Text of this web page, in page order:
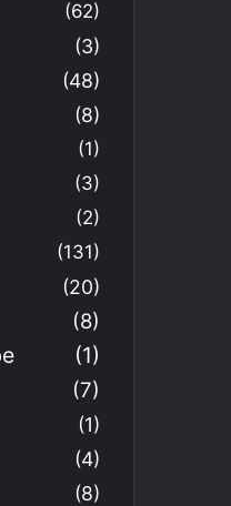
(62)
(3)
(48)
(8)
(1)
(3)
(2)
(131)
(20)
(8)
(1)
(7)
(1)
(4)
(8)